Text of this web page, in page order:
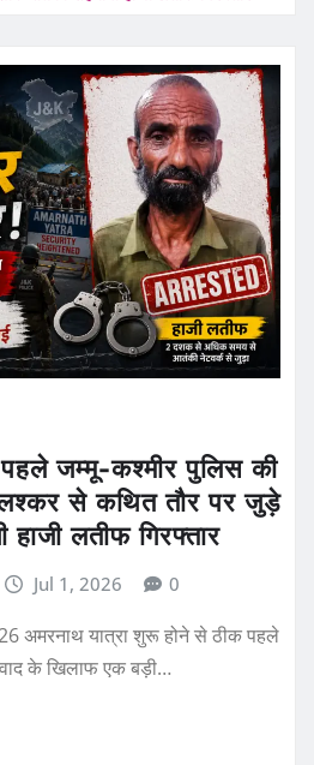
जम्मू-कश्मीर पुलिस की
लश्कर से कथित तौर पर जुड़े
हाजी लतीफ गिरफ्तार
Jul 1, 2026 0
अमरनाथ यात्रा शुरू होने से ठीक पहले
के खिलाफ एक बड़ी…